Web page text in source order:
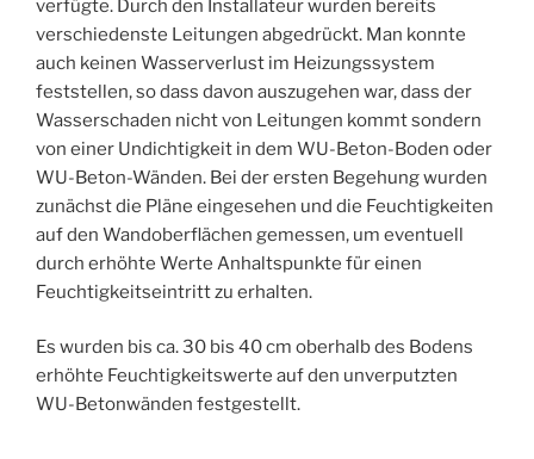
verfügte. Durch den Installateur wurden bereits
verschiedenste Leitungen abgedrückt. Man konnte
auch keinen Wasserverlust im Heizungssystem
feststellen, so dass davon auszugehen war, dass der
Wasserschaden nicht von Leitungen kommt sondern
von einer Undichtigkeit in dem WU-Beton-Boden oder
WU-Beton-Wänden. Bei der ersten Begehung wurden
zunächst die Pläne eingesehen und die Feuchtigkeiten
auf den Wandoberflächen gemessen, um eventuell
durch erhöhte Werte Anhaltspunkte für einen
Feuchtigkeitseintritt zu erhalten.
Es wurden bis ca. 30 bis 40 cm oberhalb des Bodens
erhöhte Feuchtigkeitswerte auf den unverputzten
WU-Betonwänden festgestellt.